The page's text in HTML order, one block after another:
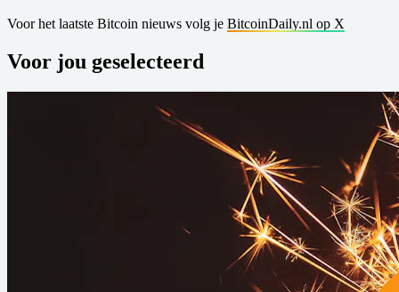
Voor het laatste Bitcoin nieuws volg je BitcoinDaily.nl op X
Voor jou geselecteerd